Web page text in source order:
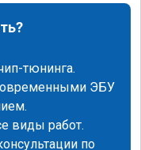
тюнинга.
ЭБУ
виды работ.
по